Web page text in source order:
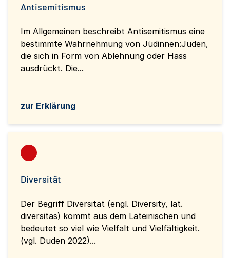
Antisemitismus
Im Allgemeinen beschreibt Antisemitismus eine
bestimmte Wahrnehmung von Jüdinnen:Juden,
die sich in Form von Ablehnung oder Hass
ausdrückt. Die...
zur Erklärung
Diversität
Der Begriff Diversität (engl. Diversity, lat.
diversitas) kommt aus dem Lateinischen und
bedeutet so viel wie Vielfalt und Vielfältigkeit.
(vgl. Duden 2022)...